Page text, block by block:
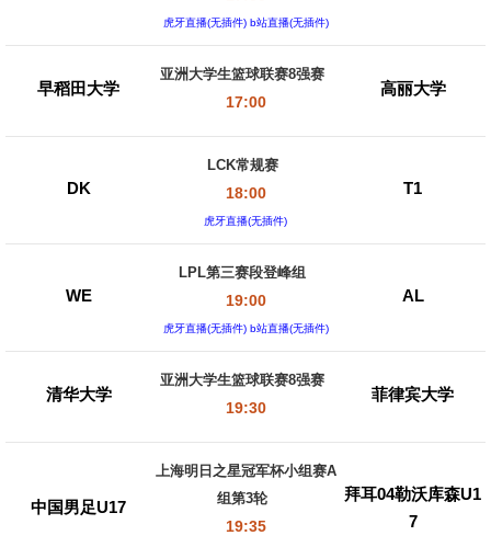
虎牙直播(无插件) b站直播(无插件)
早稻田大学
亚洲大学生篮球联赛8强赛
17:00
高丽大学
DK
LCK常规赛
18:00
虎牙直播(无插件)
T1
WE
LPL第三赛段登峰组
19:00
虎牙直播(无插件) b站直播(无插件)
AL
清华大学
亚洲大学生篮球联赛8强赛
19:30
菲律宾大学
中国男足U17
上海明日之星冠军杯小组赛A
组第3轮
19:35
拜耳04勒沃库森U1
7